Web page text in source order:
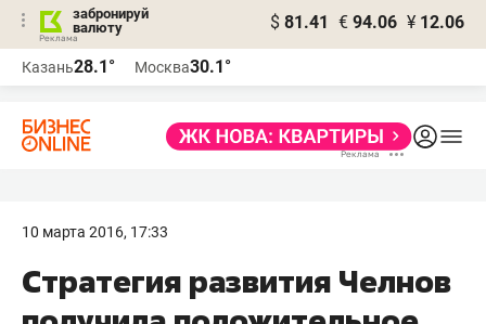
забронируй
валюту
$ 81.41 € 94.06 ¥ 12.06
Казань28.1° Москва30.1°
10 марта 2016, 17:33
Стратегия развития Челнов